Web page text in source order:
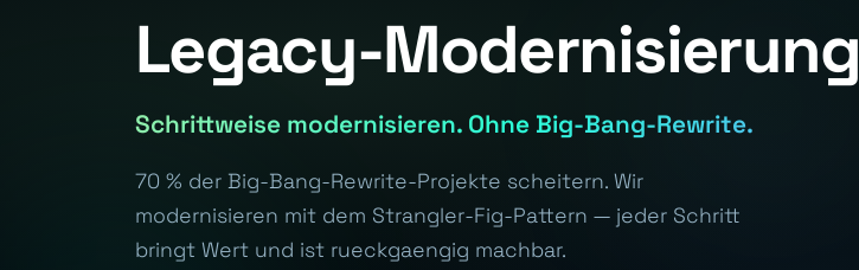
Legacy-Modernisierung
Schrittweise modernisieren. Ohne Big-Bang-Rewrite.
70 % der Big-Bang-Rewrite-Projekte scheitern. Wir
modernisieren mit dem Strangler-Fig-Pattern — jeder Schritt
bringt Wert und ist rueckgaengig machbar.